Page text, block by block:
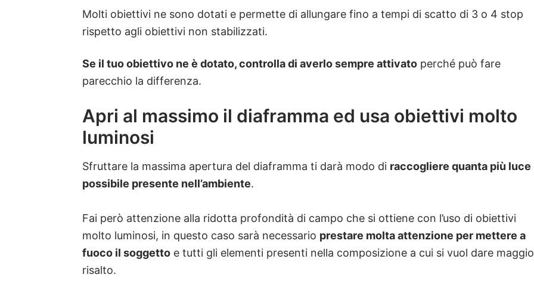
Molti obiettivi ne sono dotati e permette di allungare fino a tempi di scatto di 3 o 4 stop
rispetto agli obiettivi non stabilizzati.
Se il tuo obiettivo ne è dotato, controlla di averlo sempre attivato perché può fare
parecchio la differenza.
Apri al massimo il diaframma ed usa obiettivi molto
luminosi
Sfruttare la massima apertura del diaframma ti darà modo di raccogliere quanta più luce
possibile presente nell’ambiente.
Fai però attenzione alla ridotta profondità di campo che si ottiene con l’uso di obiettivi
molto luminosi, in questo caso sarà necessario prestare molta attenzione per mettere a
fuoco il soggetto e tutti gli elementi presenti nella composizione a cui si vuol dare
risalto.